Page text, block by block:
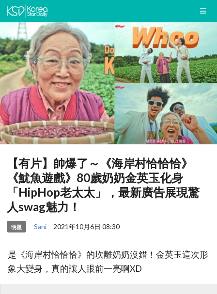
【有片】帥爆了～《海岸村恰恰恰》
《魷魚遊戲》80歲奶奶金英玉化身
「HipHop老太太」，最新廣告展現驚
人swag魅力！
明星 Sani 2021年10月6日 08:30
是《海岸村恰恰恰》的坎離奶奶沒錯！金英玉這次形
象大變身，真的讓人眼前一亮啊XD